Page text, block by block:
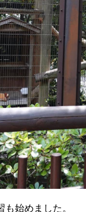
始めました。